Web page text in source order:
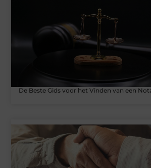
De Beste Gids voor het Vinden van een